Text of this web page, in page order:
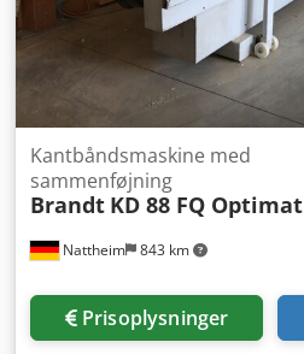
Nattheim 843 km
Kantbåndsmaskine med
sammenføjning
Brandt KD 88 FQ Optimat
Prisoplysninger